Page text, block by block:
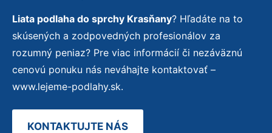
Liata podlaha do sprchy Krasňany? Hľadáte na to
skúsených a zodpovedných profesionálov za
rozumný peniaz? Pre viac informácií či nezáväznú
cenovú ponuku nás neváhajte kontaktovať –
www.lejeme-podlahy.sk.
KONTAKTUJTE NÁS